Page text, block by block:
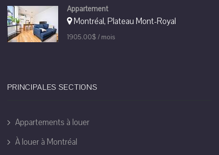
Appartement
Montréal, Plateau Mont-Royal
1905.00$ / mois
PRINCIPALES SECTIONS
Appartements à louer
À louer à Montréal